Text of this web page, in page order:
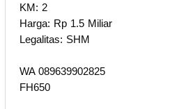
KM: 2
Harga: Rp 1.5 Miliar
Legalitas: SHM
WA 089639902825
FH650